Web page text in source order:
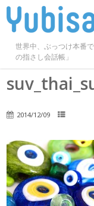
世界中、ぶっつけ本番
の指さし会話帳」
2014/12/09